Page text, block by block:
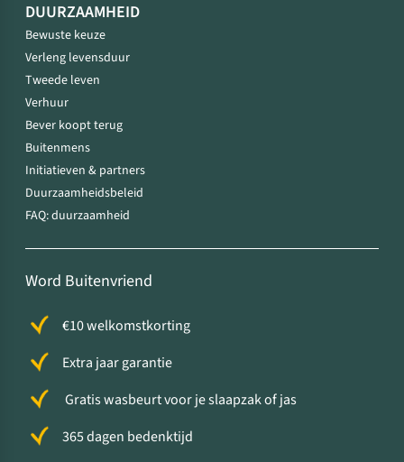
DUURZAAMHEID
Bewuste keuze
Verleng levensduur
Tweede leven
Verhuur
Bever koopt terug
Buitenmens
Initiatieven & partners
Duurzaamheidsbeleid
FAQ: duurzaamheid
Word Buitenvriend
€10 welkomstkorting
Extra jaar garantie
Gratis wasbeurt voor je slaapzak of jas
365 dagen bedenktijd